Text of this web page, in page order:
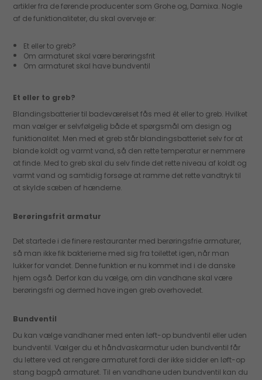
artikler fra de førende producenter som Grohe og, Damixa. Nogle
af de funktionaliteter, du skal overveje er:
Et eller to greb?
Om armaturet skal være berøringsfrit
Om armaturet skal have bundventil
Et eller to greb?
Blandingsbatterier til badeværelset fås med ét eller to greb. Hvilket
man vælger er selvfølgelig både et spørgsmål om design og
funktionalitet. Men med et greb står blandingsbatteriet selv for at
blande koldt og varmt vand, så den rette temperatur er nemmere
at finde. Med to greb skal du selv finde det rette niveau af koldt og
varmt vand og samtidig forsøge at ramme det rette vandtryk til
at skylde sæben af hænderne.
Berøringsfrit armatur
Det startede i de finere restauranter med berøringsfrie armaturer,
så man ikke fik bakterierne med sig fra toilettet igen, når man
lukker for vandet. Denne funktion er nu kommet ind i de danske
hjem også. Derfor kan du vælge, om din vandhane skal være
berøringsfri og dermed have ingen greb overhovedet.
Bundventil
Du kan vælge vandhaner med enten løft-op bundventil eller uden
bundventil. Vælger du et håndvaskarmatur uden bundventil får
du lettere ved at rengøre armaturet fordi der ikke sidder en løft-op
stang bagpå armaturet. Til en vandhane uden bundventil kan du